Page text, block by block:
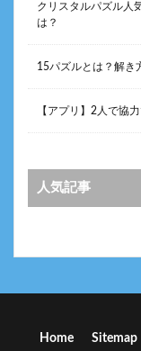
クリスタルパズル人
は？
15パズルとは？解き
【アプリ】2人で協
人気記事
Home Sitemap